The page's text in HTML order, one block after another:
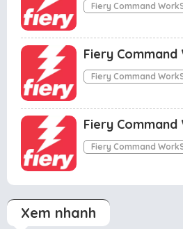
Fiery Command
Fiery
Fiery Command
Fiery
Fiery Command
Xem nhanh